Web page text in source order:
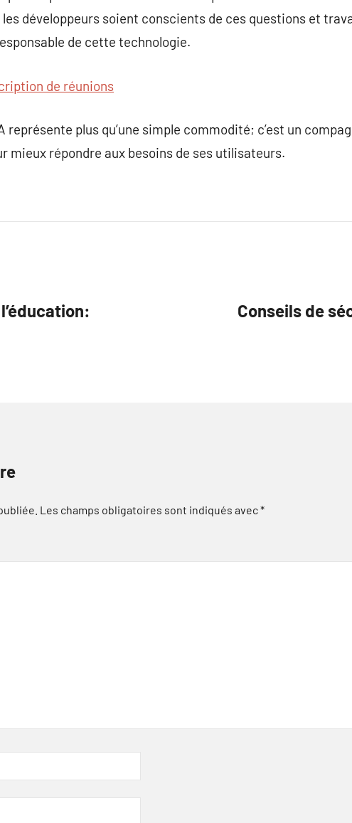
développeurs soient conscients de ces questions et
de cette technologie.
de réunions
représente plus qu’une simple commodité; c’est un
mieux répondre aux besoins de ses utilisateurs.
Conseils de
Les champs obligatoires sont indiqués avec*